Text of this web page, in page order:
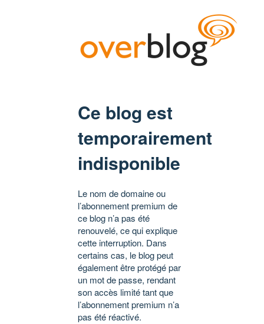
Ce blog est
temporairement
indisponible
Le nom de domaine ou
l’abonnement premium de
ce blog n’a pas été
renouvelé, ce qui explique
cette interruption. Dans
certains cas, le blog peut
également être protégé par
un mot de passe, rendant
son accès limité tant que
l’abonnement premium n’a
pas été réactivé.